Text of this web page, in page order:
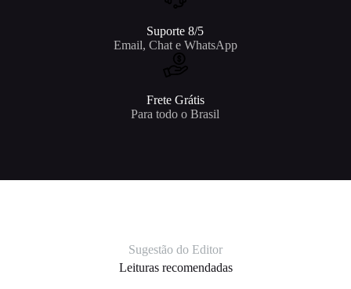
Suporte 8/5
Email, Chat e WhatsApp
Frete Grátis
Para todo o Brasil
Sugestão do Editor
Leituras recomendadas